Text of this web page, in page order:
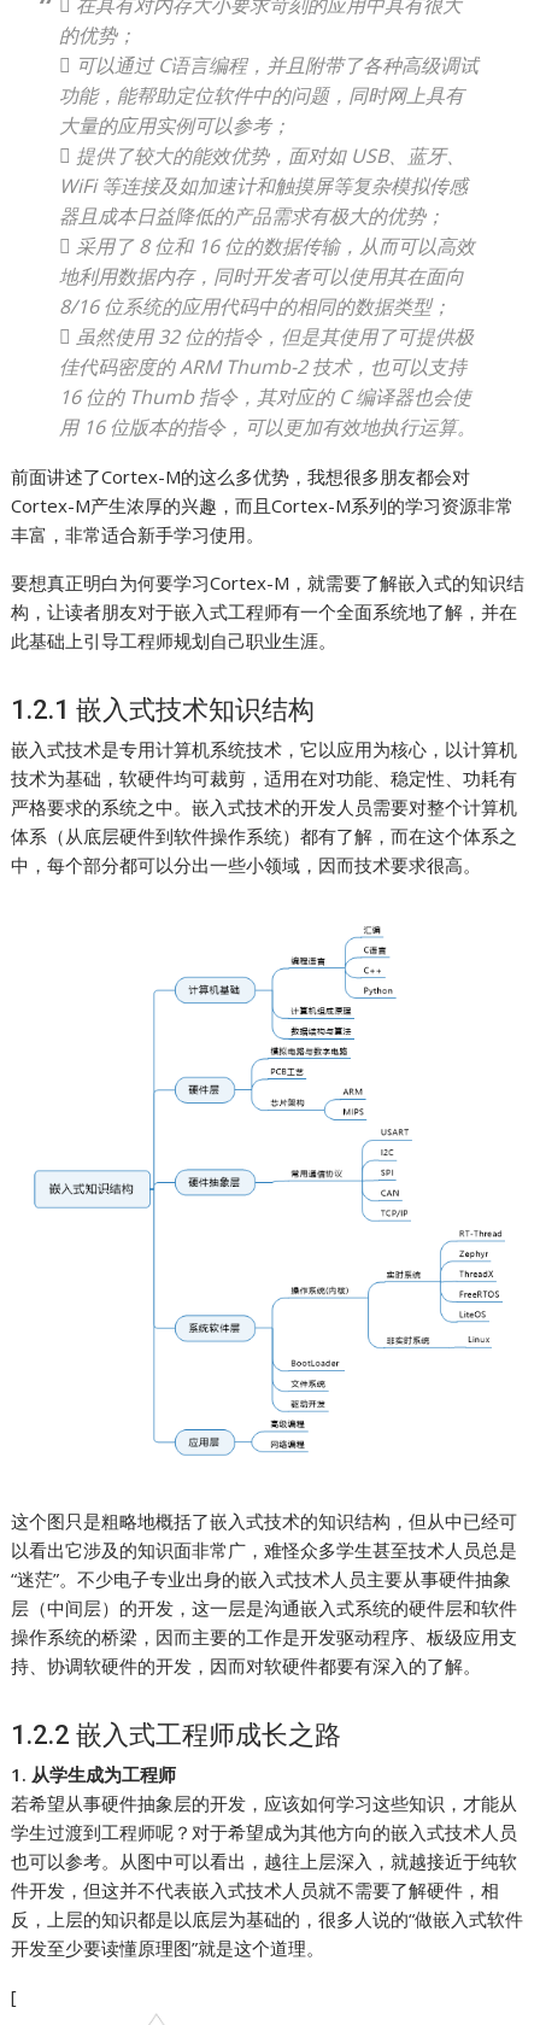
的优势；
 可以通过 C语言编程，并且附带了各种高级调试
功能，能帮助定位软件中的问题，同时网上具有
大量的应用实例可以参考；
 提供了较大的能效优势，面对如 USB、蓝牙、
WiFi 等连接及如加速计和触摸屏等复杂模拟传感
器且成本日益降低的产品需求有极大的优势；
 采用了 8 位和 16 位的数据传输，从而可以高效
地利用数据内存，同时开发者可以使用其在面向
8/16 位系统的应用代码中的相同的数据类型；
 虽然使用 32 位的指令，但是其使用了可提供极
佳代码密度的 ARM Thumb-2 技术，也可以支持
16 位的 Thumb 指令，其对应的 C 编译器也会使
用 16 位版本的指令，可以更加有效地执行运算。
前面讲述了Cortex-M的这么多优势，我想很多朋友都会对
Cortex-M产生浓厚的兴趣，而且Cortex-M系列的学习资源非常
丰富，非常适合新手学习使用。
要想真正明白为何要学习Cortex-M，就需要了解嵌入式的知识结
构，让读者朋友对于嵌入式工程师有一个全面系统地了解，并在
此基础上引导工程师规划自己职业生涯。
1.2.1 嵌入式技术知识结构
嵌入式技术是专用计算机系统技术，它以应用为核心，以计算机
技术为基础，软硬件均可裁剪，适用在对功能、稳定性、功耗有
严格要求的系统之中。嵌入式技术的开发人员需要对整个计算机
体系（从底层硬件到软件操作系统）都有了解，而在这个体系之
中，每个部分都可以分出一些小领域，因而技术要求很高。
这个图只是粗略地概括了嵌入式技术的知识结构，但从中已经可
以看出它涉及的知识面非常广，难怪众多学生甚至技术人员总是
“迷茫”。不少电子专业出身的嵌入式技术人员主要从事硬件抽象
层（中间层）的开发，这一层是沟通嵌入式系统的硬件层和软件
操作系统的桥梁，因而主要的工作是开发驱动程序、板级应用支
持、协调软硬件的开发，因而对软硬件都要有深入的了解。
1.2.2 嵌入式工程师成长之路
1. 从学生成为工程师
若希望从事硬件抽象层的开发，应该如何学习这些知识，才能从
学生过渡到工程师呢？对于希望成为其他方向的嵌入式技术人员
也可以参考。从图中可以看出，越往上层深入，就越接近于纯软
件开发，但这并不代表嵌入式技术人员就不需要了解硬件，相
反，上层的知识都是以底层为基础的，很多人说的“做嵌入式软件
开发至少要读懂原理图”就是这个道理。
[